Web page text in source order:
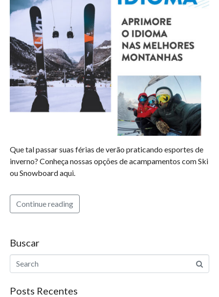
Que tal passar suas férias de verão praticando esportes de
inverno? Conheça nossas opções de acampamentos com Ski
ou Snowboard aqui.
Continue reading
Buscar
Posts Recentes